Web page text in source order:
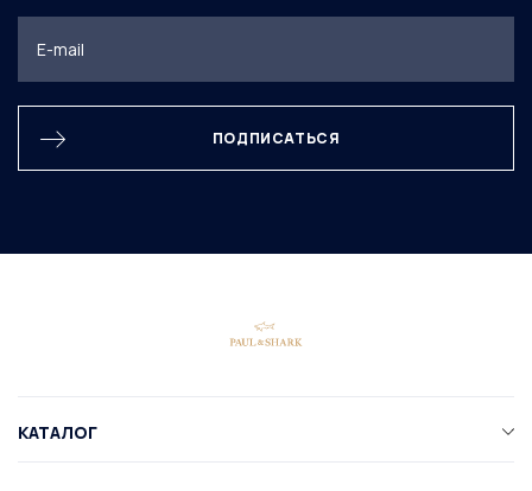
ПОДПИСАТЬСЯ
КАТАЛОГ